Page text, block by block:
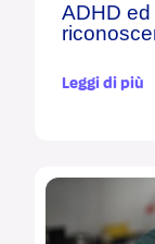
ADHD
Leggi di più